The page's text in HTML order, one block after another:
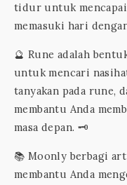
tidur untuk mencapai
memasuki hari
🔮 Rune adalah
untuk mencari
tanyakan pada rune,
membantu Anda
masa depan. 🗝️
📚 Moonly berbagi
membantu Anda